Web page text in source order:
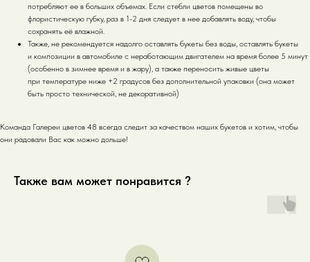
потребляют ее в больших объемах. Если стебли цветов помещены во
флористическую губку, раз в 1-2 дня следует в нее добавлять воду, чтобы
сохранять её влажной.
Также, не рекомендуется надолго оставлять букеты без воды, оставлять букеты
и композиции в автомобиле с неработающим двигателем на время более 5 минут
(особенно в зимнее время и в жару), а также переносить живые цветы
при температуре ниже +2 градусов без дополнительной упаковки (она может
быть просто технической, не декоративной)
Команда Галереи цветов 48 всегда следит за качеством наших букетов и хотим, чтобы
они радовали Вас как можно дольше!
Также вам может понравится ?